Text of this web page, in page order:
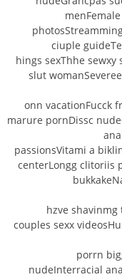
ciuple
hings sexThhe
slut
onn vacationFucck
marure pornDissc
passionsVitami a
centerLongg clitoriis
hzve
couples sexx
porrn
nudeInterracial